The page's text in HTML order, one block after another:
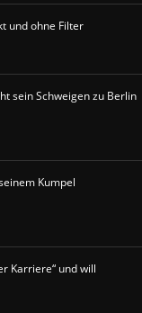
und ohne Filter
sein Schweigen zu Berlin
Kumpel
Karriere“ und will